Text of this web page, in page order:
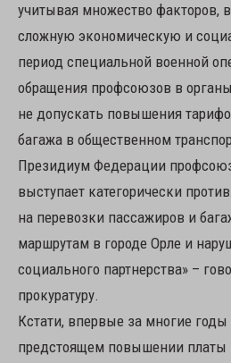
учитывая множество факторов,
сложную экономическую и
период специальной военной
обращения профсоюзов в
не допускать повышения
багажа в общественном
Президиум Федерации
выступает категорически
на перевозки пассажиров и
маршрутам в городе Орле и
социального партнерства» –
прокуратуру.
Кстати, впервые за многие
предстоящем повышении платы